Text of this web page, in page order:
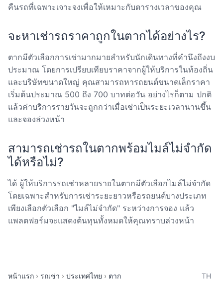
คืนรถที่เฉพาะเจาะจงเพื่อให้เหมาะกับตารางเวลาของคุณ
จะหาเช่ารถราคาถูกในตากได้อย่างไร?
ตากมีตัวเลือกการเช่ามากมายสำหรับนักเดินทางที่คำนึงถึงงบ
ประมาณ โดยการเปรียบเทียบราคาจากผู้ให้บริการในท้องถิ่น
และบริษัทขนาดใหญ่ คุณสามารถหารถยนต์ขนาดเล็กราคา
เริ่มต้นประมาณ 500 ถึง 700 บาทต่อวัน อย่างไรก็ตาม ปกติ
แล้วค่าบริการรายวันจะถูกกว่าเมื่อเช่าเป็นระยะเวลานานขึ้น
และจองล่วงหน้า
สามารถเช่ารถในตากพร้อมไมล์ไม่จำกัด
ได้หรือไม่?
ได้ ผู้ให้บริการรถเช่าหลายรายในตากมีตัวเลือกไมล์ไม่จำกัด
โดยเฉพาะสำหรับการเช่าระยะยาวหรือรถยนต์บางประเภท
เพียงเลือกตัวเลือก "ไมล์ไม่จำกัด" ระหว่างการจอง แล้ว
แพลตฟอร์มจะแสดงต้นทุนทั้งหมดให้คุณทราบล่วงหน้า
หน้าแรก รถเช่า ประเทศไทย ตาก TH